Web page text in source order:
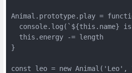
Animal.prototype.play =
console.log(`${this.name}
  this.energy -= length
}
const leo = new Animal('Leo',